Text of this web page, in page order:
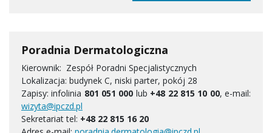
Poradnia Dermatologiczna
Kierownik: Zespół Poradni Specjalistycznych
Lokalizacja: budynek C, niski parter, pokój 28
Zapisy: infolinia 801 051 000 lub +48 22 815 10 00, e-mail:
wizyta@ipczd.pl
Sekretariat tel: +48 22 815 16 20